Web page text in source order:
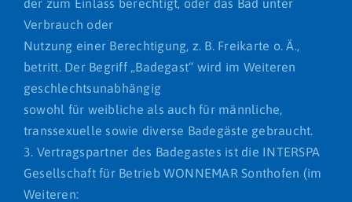
der zum Einlass berechtigt, oder das Bad unter
Verbrauch oder
Nutzung einer Berechtigung, z. B. Freikarte o. Ä.,
betritt. Der Begriff „Badegast“ wird im Weiteren
geschlechtsunabhängig
sowohl für weibliche als auch für männliche,
transsexuelle sowie diverse Badegäste gebraucht.
3. Vertragspartner des Badegastes ist die INTERSPA
Gesellschaft für Betrieb WONNEMAR Sonthofen (im
Weiteren: